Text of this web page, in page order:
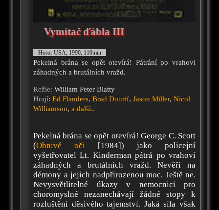
Vymítač ďábla III
Horor USA, 1990, 110min
Pekelná brána se opět otevírá! Pátrání po vrahovi
záhadných a brutálních vražd.
Režie: William Peter Blatty
Hrají: Ed Flanders, Brad Dourif, Jason Miller, Nicol
Williamson, a další..
Pekelná brána se opět otevírá! George C. Scott
(Ohnivé oči [1984]) jako policejní
vyšetřovatel Lt. Kinderman pátrá po vrahovi
záhadných a brutálních vražd. Nevěří na
démony a jejich nadpřirozenou moc. Ještě ne.
Nevysvětlitelné úkazy v nemocnici pro
choromyslné nezanechávají žádné stopy k
rozluštění děsivého tajemství. Jaká síla však